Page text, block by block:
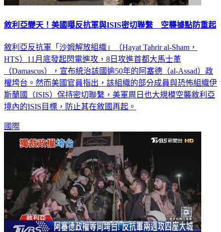
敘利亞變天！美國曝反抗軍與ISIS密切聯繫 空襲據點防重起
敘利亞反抗軍「沙姆解放組織」（Hayat Tahrir al-Sham，
HTS）11月底發起閃電進攻，8日攻進首都大馬士革
（Damascus），宣布統治該國逾50年的阿塞德（al-Assad）政
權垮台。然而美國官員指出，該組織的部分成員與恐怖組織伊
斯蘭國（ISIS）保持密切聯繫，美軍周日也大規模空襲敘利亞
境內的ISIS目標，防止其在敘國再起。
國際